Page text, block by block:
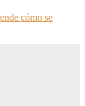
cómo se